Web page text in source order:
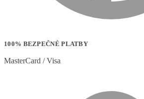
100% BEZPEČNÉ PLATBY
MasterCard / Visa